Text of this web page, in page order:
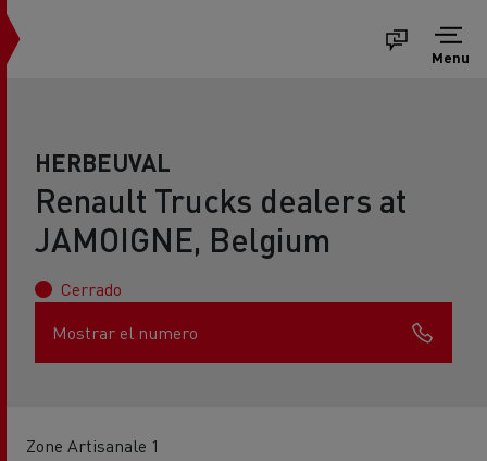
Menu
HERBEUVAL
Renault Trucks dealers at
JAMOIGNE, Belgium
Cerrado
Mostrar el numero
Zone Artisanale 1